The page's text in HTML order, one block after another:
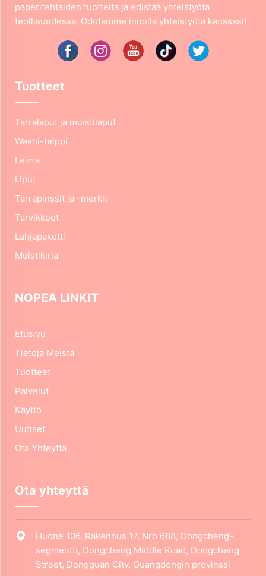
paperitehtaiden tuotteita ja edistää yhteistyötä
teollisuudessa. Odotamme innolla yhteistyötä kanssasi!
Tuotteet
Tarralaput ja muistilaput
Washi-teippi
Leima
Liput
Tarrapinssit ja -merkit
Tarvikkeet
Lahjapaketti
Muistikirja
NOPEA LINKIT
Etusivu
Tietoja Meistä
Tuotteet
Palvelut
Käyttö
Uutiset
Ota Yhteyttä
Ota yhteyttä
Huone 106, Rakennus 17, Nro 688, Dongcheng-
segmentti, Dongcheng Middle Road, Dongcheng
Street, Dongguan City, Guangdongin provinssi